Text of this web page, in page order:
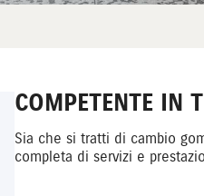
COMPETENTE IN
Sia che si tratti di cambio
completa di servizi e